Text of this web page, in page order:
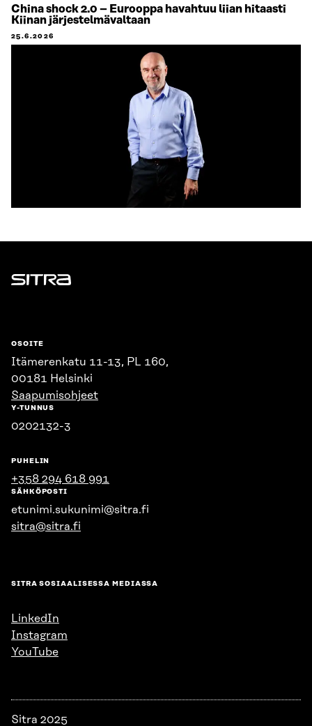
China shock 2.0 – Eurooppa havahtuu liian hitaasti
Kiinan järjestelmävaltaan
25.6.2026
Sitra
OSOITE
Itämerenkatu 11-13, PL 160,
00181 Helsinki
Saapumisohjeet
Y-TUNNUS
0202132-3
PUHELIN
+358 294 618 991
SÄHKÖPOSTI
etunimi.sukunimi@sitra.fi
sitra@sitra.fi
SITRA SOSIAALISESSA MEDIASSA
LinkedIn
Instagram
YouTube
Sitra 2025